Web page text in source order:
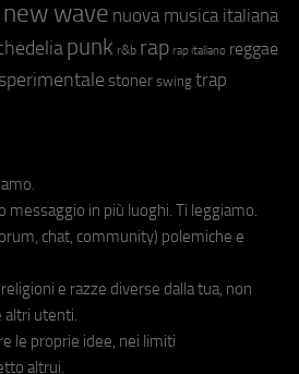
new wave nuova musica italiana
punk r&b rap rap italiano reggae
sperimentale stoner swing trap
messaggio in più luoghi. Ti leggiamo.
chat, community) polemiche e
e razze diverse dalla tua, non
altri utenti.
le proprie idee, nei limiti
altrui.